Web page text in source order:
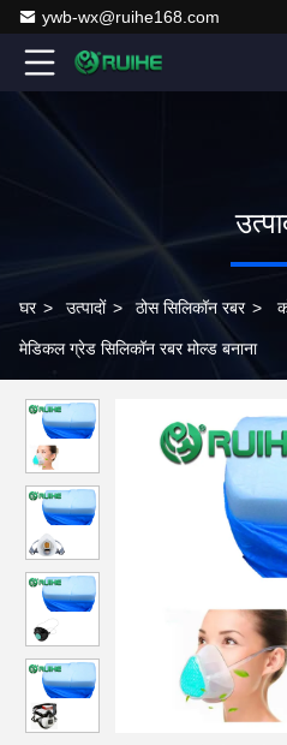
ywb-wx@ruihe168.com
घर > उत्पादों > ठोस सिलिकॉन रबर >
मेडिकल ग्रेड सिलिकॉन रबर मोल्ड बनाना